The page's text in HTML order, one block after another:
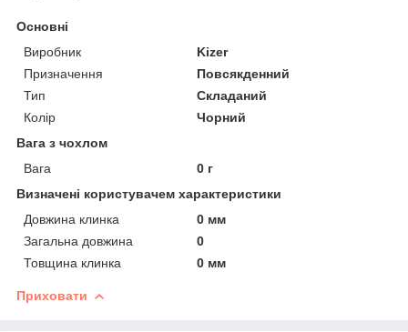
Основні
Виробник
Kizer
Призначення
Повсякденний
Тип
Складаний
Колір
Чорний
Вага з чохлом
Вага
0 г
Визначені користувачем характеристики
Довжина клинка
0 мм
Загальна довжина
0
Товщина клинка
0 мм
Приховати